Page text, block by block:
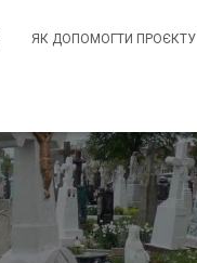
ЯК ДОПОМОГТИ ПРОЄКТУ